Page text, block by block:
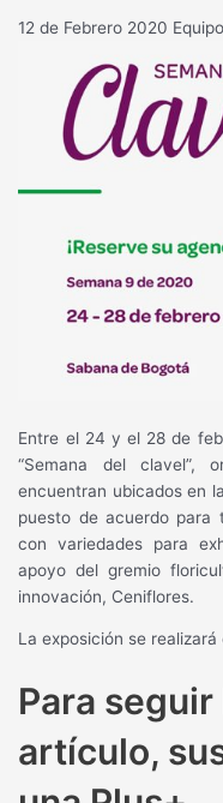
12 de Febrero 2020
Entre el 24 y el 28 de
“Semana del clavel”,
encuentran ubicados en
puesto de acuerdo para
con variedades para
apoyo del gremio
innovación, Ceniflores.
La exposición se realizará
Para
artículo,